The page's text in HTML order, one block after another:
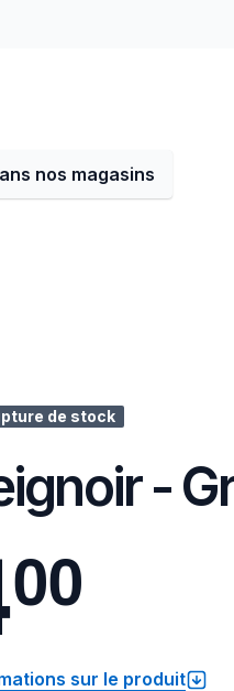
nos magasins
de stock
-
00
sur le produit